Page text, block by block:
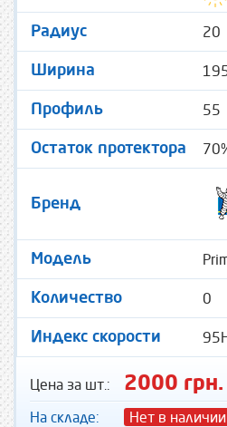
Радиус 20
Ширина
Профиль 55
Остаток протектора
Бренд
Модель
Количество 0
Индекс скорости
Цена за шт.: 2000 грн.
На складе: Нет в наличии